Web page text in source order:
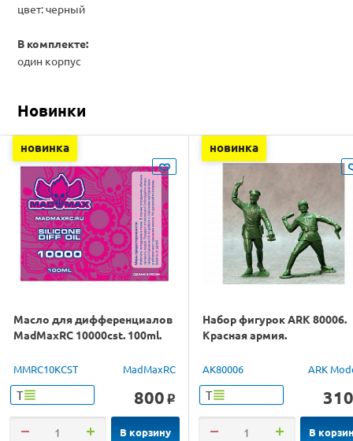
цвет: черный
В комплекте:
один корпус
Новинки
новинка
Масло для дифференциалов
MadMaxRC 10000cst. 100ml.
MMRC10KCST MadMaxRC
Т 800 o
В корзину
новинка
Набор фигурок ARK 80006.
Красная армия.
AK80006 ARK
Т 310
В